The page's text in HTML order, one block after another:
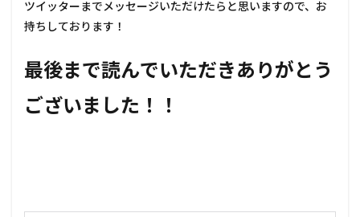
ツイッターまでメッセージいただけたらと思いますので、お
持ちしております！
最後まで読んでいただきありがとう
ございました！！